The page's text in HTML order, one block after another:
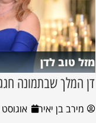
מזל טוב לדן
דן המלך שבתמונה
מירב בן יאיר אוגוסט 4, 2026